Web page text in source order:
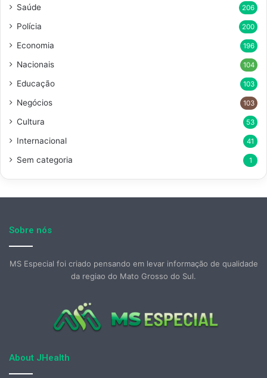
Saúde 206
Polícia 200
Economia 196
Nacionais 104
Educação 103
Negócios 103
Cultura 53
Internacional 41
Sem categoria 1
Sobre nós
MS Especial foi criado pensando em levar informação de qualidade
da regiao do Mato Grosso do Sul.
About JHealth